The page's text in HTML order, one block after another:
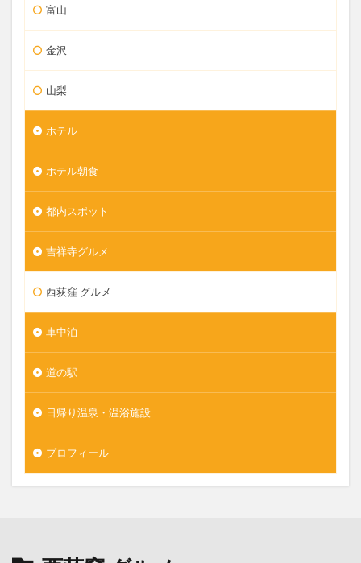
富山
金沢
山梨
ホテル
ホテル朝食
都内スポット
吉祥寺グルメ
西荻窪 グルメ
車中泊
道の駅
日帰り温泉・温浴施設
プロフィール